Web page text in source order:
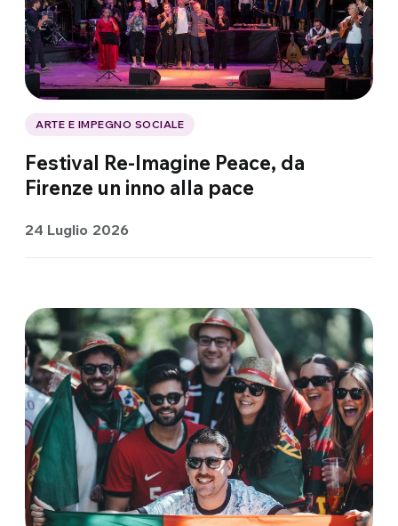
ARTE E IMPEGNO SOCIALE
Festival Re-Imagine Peace, da
Firenze un inno alla pace
24 Luglio 2026